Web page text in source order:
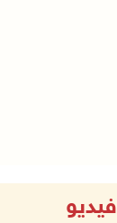
فيديو